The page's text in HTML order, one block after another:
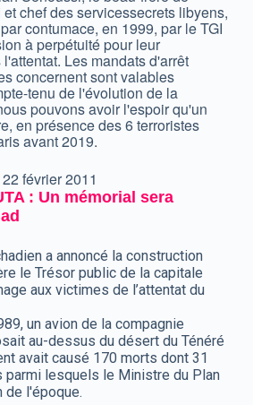
chef des servicessecrets libyens,
contumace, en 1999, par le TGI
à perpétuité pour leur
Les mandats d'arrêt
concernent sont valables
tenu de l'évolution de la
pouvons avoir l'espoir qu'un
en présence des 6 terroristes
avant 2019.
février 2011
: Un mémorial sera
a annoncé la construction
le Trésor public de la capitale
aux victimes de l’attentat du
un avion de la compagnie
au-dessus du désert du Ténéré
avait causé 170 morts dont 31
parmi lesquels le Ministre du Plan
de l'époque.